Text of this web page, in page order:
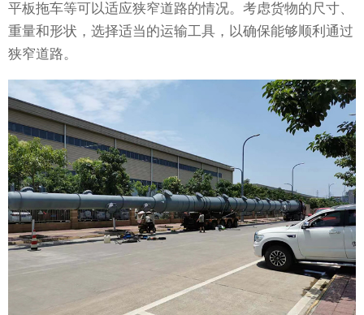
平板拖车等可以适应狭窄道路的情况。考虑货物的尺寸、
重量和形状，选择适当的运输工具，以确保能够顺利通过
狭窄道路。